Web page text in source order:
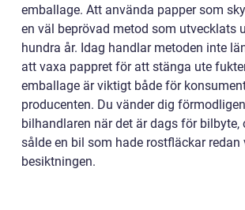
emballage. Att använda papper som
en väl beprövad metod som utvecklats
hundra år. Idag handlar metoden inte
att vaxa pappret för att stänga ute
emballage är viktigt både för
producenten. Du vänder dig
bilhandlaren när det är dags för bilbyte,
sålde en bil som hade rostfläckar redan
besiktningen.